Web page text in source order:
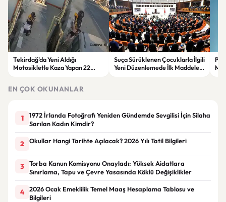
Tekirdağ’da Yeni Aldığı
Motosikletle Kaza Yapan 22
Suça Sürüklenen Çocuklarla İlgili
Yeni Düzenlemede İlk Maddeler
EN ÇOK OKUNANLAR
1
1972 İrlanda Fotoğrafı Yeniden Gündemde Sevgilisi İçin Silaha
Sarılan Kadın Kimdir?
2 Okullar Hangi Tarihte Açılacak? 2026 Yılı Tatil Bilgileri
3
Torba Kanun Komisyonu Onayladı: Yüksek Aidatlara
Sınırlama, Tapu ve Çevre Yasasında Köklü Değişiklikler
4
2026 Ocak Emeklilik Temel Maaş Hesaplama Tablosu ve
Bilgileri